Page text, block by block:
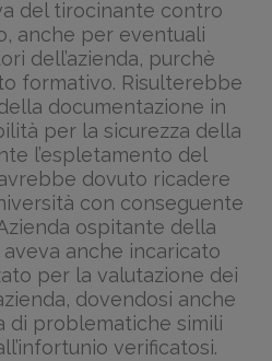
del tirocinante contro
anche per eventuali
dell’azienda, purchè
formativo. Risulterebbe
documentazione in
per la sicurezza della
l’espletamento del
dovuto ricadere
con conseguente
ospitante della
anche incaricato
per la valutazione dei
dovendosi anche
di problematiche simili
verificatosi.